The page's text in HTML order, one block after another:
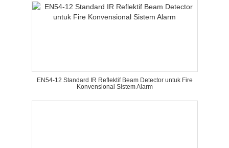
EN54-12 Standard IR Reflektif Beam Detector untuk Fire
Konvensional Sistem Alarm